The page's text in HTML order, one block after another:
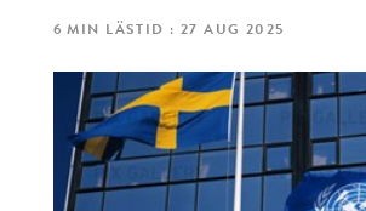
6 MIN LÄSTID : 27 AUG 2025